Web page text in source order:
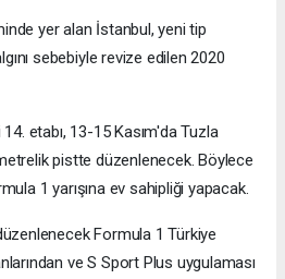
yer alan İstanbul, yeni tip
sebebiyle revize edilen 2020
etabı, 13-15 Kasım'da Tuzla
pistte düzenlenecek. Böylece
1 yarışına ev sahipliği yapacak.
Formula 1 Türkiye
ve S Sport Plus uygulaması